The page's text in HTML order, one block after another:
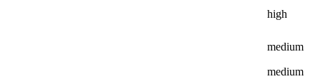
high
medium
medium